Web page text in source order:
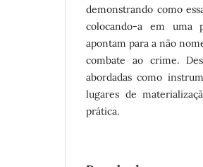
demonstrando como
colocando-a em uma
apontam para a não
combate ao crime.
abordadas como
lugares de
prática.